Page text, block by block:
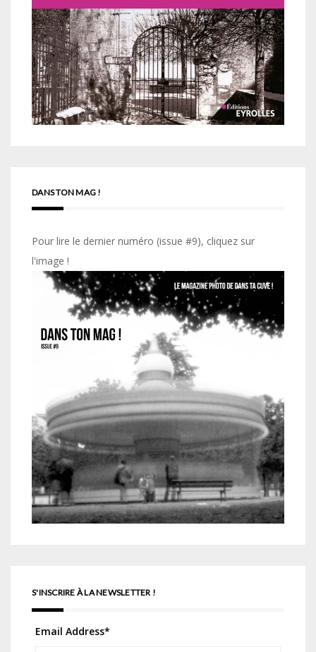
DANS TON MAG !
Pour lire le dernier numéro (issue #9), cliquez sur
l'image !
S'INSCRIRE À LA NEWSLETTER !
Email Address*